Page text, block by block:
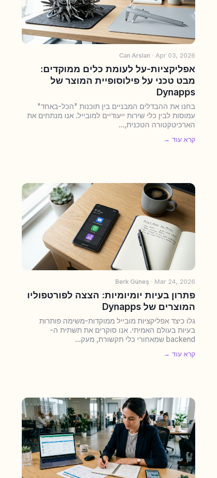
Can Arslan · Apr 03, 2026
אפליקציות-על לעומת כלים ממוקדים:
מבט טכני על פילוסופיית המוצר של
Dynapps
בחנו את ההבדלים המבניים בין תוכנות "הכל-באחד"
עמוסות לבין כלי שירות ייעודיים למובייל. אנו מנתחים את
הארכיטקטורה הטכנית,...
קרא עוד →
Berk Güneş · Mar 24, 2026
פתרון בעיות יומיומיות: הצצה לפורטפוליו
המוצרים של Dynapps
גלו כיצד אפליקציות מובייל ממוקדות-משימה פותרות
בעיות בעולם האמיתי. אנו סוקרים את תשתית ה-
backend שמאחורי כלי תקשורת, מעק...
קרא עוד →